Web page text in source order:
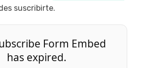
suscribirte.
Form Embed
has expired.